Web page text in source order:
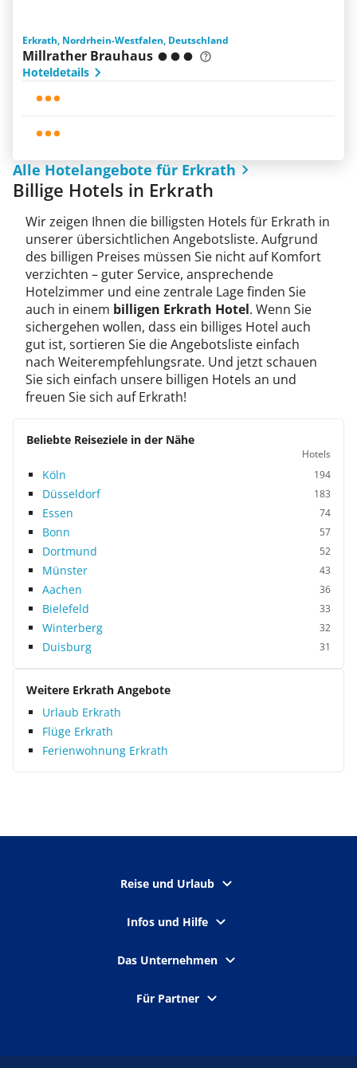
Erkrath, Nordrhein-Westfalen, Deutschland
Millrather Brauhaus
Hoteldetails
Alle Hotelangebote für Erkrath
Billige Hotels in Erkrath
Wir zeigen Ihnen die billigsten Hotels für Erkrath in
unserer übersichtlichen Angebotsliste. Aufgrund
des billigen Preises müssen Sie nicht auf Komfort
verzichten – guter Service, ansprechende
Hotelzimmer und eine zentrale Lage finden Sie
auch in einem billigen Erkrath Hotel. Wenn Sie
sichergehen wollen, dass ein billiges Hotel auch
gut ist, sortieren Sie die Angebotsliste einfach
nach Weiterempfehlungsrate. Und jetzt schauen
Sie sich einfach unsere billigen Hotels an und
freuen Sie sich auf Erkrath!
Beliebte Reiseziele in der Nähe
Hotels
Köln 194
Düsseldorf 183
Essen 74
Bonn 57
Dortmund 52
Münster 43
Aachen 36
Bielefeld 33
Winterberg 32
Duisburg 31
Weitere Erkrath Angebote
Urlaub Erkrath
Flüge Erkrath
Ferienwohnung Erkrath
Reise und Urlaub
Infos und Hilfe
Das Unternehmen
Für Partner